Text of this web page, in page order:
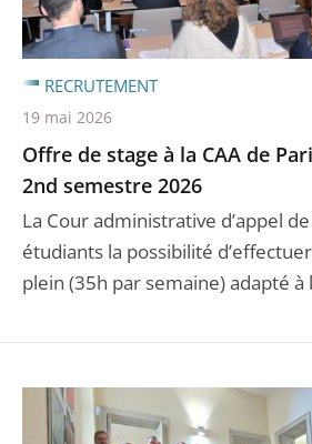
Offre de stage à la CAA de
2nd semestre 2026
La Cour administrative d’appel
étudiants la possibilité
plein (35h par semaine) adapté à
RECRUTEMENT
19 mai 2026